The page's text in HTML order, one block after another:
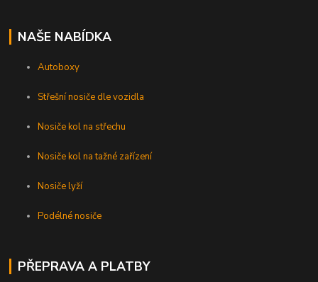
NAŠE NABÍDKA
Autoboxy
Střešní nosiče dle vozidla
Nosiče kol na střechu
Nosiče kol na tažné zařízení
Nosiče lyží
Podélné nosiče
PŘEPRAVA A PLATBY